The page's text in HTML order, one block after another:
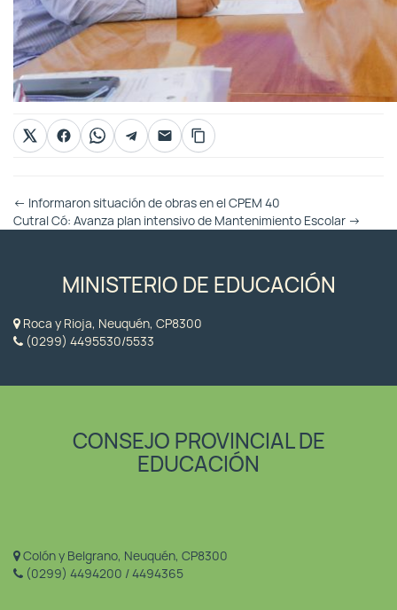
Otras
Entradas
← Informaron situación de obras en el CPEM 40
Cutral Có: Avanza plan intensivo de Mantenimiento Escolar →
MINISTERIO DE EDUCACIÓN
Roca y Rioja, Neuquén, CP8300
(0299) 4495530/5533
CONSEJO PROVINCIAL DE
EDUCACIÓN
Colón y Belgrano, Neuquén, CP8300
(0299) 4494200 / 4494365